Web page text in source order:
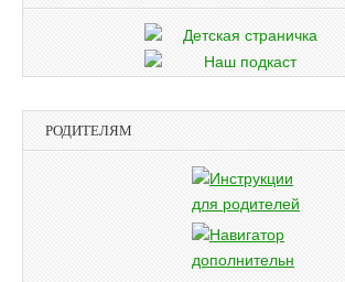
РОДИТЕЛЯМ